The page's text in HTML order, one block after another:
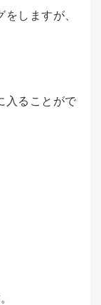
しますが、
入ることがで